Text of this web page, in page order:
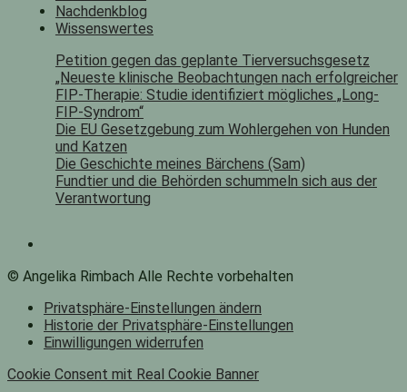
Nachdenkblog
Wissenswertes
Petition gegen das geplante Tierversuchsgesetz
„Neueste klinische Beobachtungen nach erfolgreicher
FIP-Therapie: Studie identifiziert mögliches „Long-
FIP-Syndrom“
Die EU Gesetzgebung zum Wohlergehen von Hunden
und Katzen
Die Geschichte meines Bärchens (Sam)
Fundtier und die Behörden schummeln sich aus der
Verantwortung
© Angelika Rimbach Alle Rechte vorbehalten
Privatsphäre-Einstellungen ändern
Historie der Privatsphäre-Einstellungen
Einwilligungen widerrufen
Cookie Consent mit Real Cookie Banner